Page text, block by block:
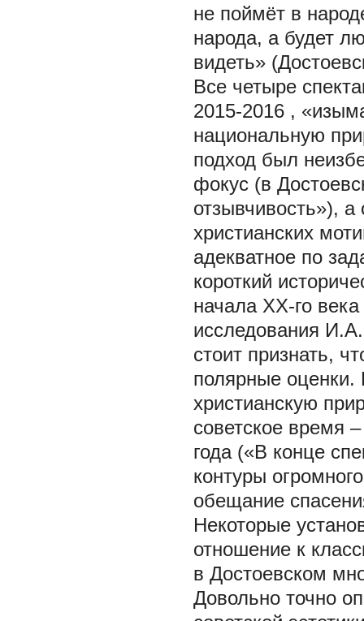
не поймёт в
народа, а будет
видеть»
Все четыре
2015-2016 ,
национальную
подход был
фокус (в
отзывчивость»),
христианских
адекватное по
короткий
начала XX-го
исследования
стоит признать,
полярные оценки.
христианскую
советское время
года («В конце
контуры
обещание
Некоторые
отношение к
в Достоевском
Довольно точно